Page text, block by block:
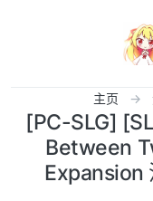
主页
[PC-SLG]
Between
Expansion